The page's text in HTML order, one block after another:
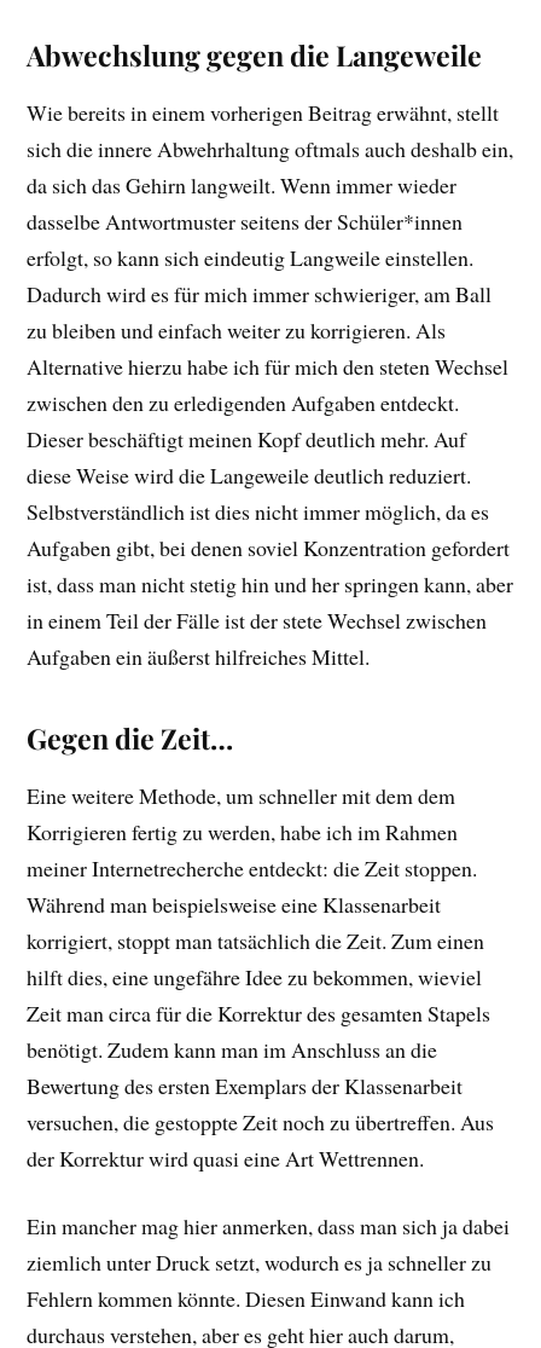
Abwechslung gegen die Langeweile
Wie bereits in einem vorherigen Beitrag erwähnt, stellt
sich die innere Abwehrhaltung oftmals auch deshalb ein,
da sich das Gehirn langweilt. Wenn immer wieder
dasselbe Antwortmuster seitens der Schüler*innen
erfolgt, so kann sich eindeutig Langweile einstellen.
Dadurch wird es für mich immer schwieriger, am Ball
zu bleiben und einfach weiter zu korrigieren. Als
Alternative hierzu habe ich für mich den steten Wechsel
zwischen den zu erledigenden Aufgaben entdeckt.
Dieser beschäftigt meinen Kopf deutlich mehr. Auf
diese Weise wird die Langeweile deutlich reduziert.
Selbstverständlich ist dies nicht immer möglich, da es
Aufgaben gibt, bei denen soviel Konzentration gefordert
ist, dass man nicht stetig hin und her springen kann, aber
in einem Teil der Fälle ist der stete Wechsel zwischen
Aufgaben ein äußerst hilfreiches Mittel.
Gegen die Zeit…
Eine weitere Methode, um schneller mit dem dem
Korrigieren fertig zu werden, habe ich im Rahmen
meiner Internetrecherche entdeckt: die Zeit stoppen.
Während man beispielsweise eine Klassenarbeit
korrigiert, stoppt man tatsächlich die Zeit. Zum einen
hilft dies, eine ungefähre Idee zu bekommen, wieviel
Zeit man circa für die Korrektur des gesamten Stapels
benötigt. Zudem kann man im Anschluss an die
Bewertung des ersten Exemplars der Klassenarbeit
versuchen, die gestoppte Zeit noch zu übertreffen. Aus
der Korrektur wird quasi eine Art Wettrennen.
Ein mancher mag hier anmerken, dass man sich ja dabei
ziemlich unter Druck setzt, wodurch es ja schneller zu
Fehlern kommen könnte. Diesen Einwand kann ich
durchaus verstehen, aber es geht hier auch darum,